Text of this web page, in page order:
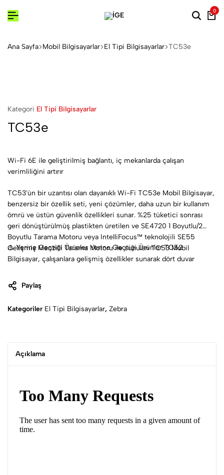
0
Ana Sayfa Mobil Bilgisayarlar El Tipi Bilgisayarlar TC53e
Kategori El Tipi Bilgisayarlar
TC53e
Wi-Fi 6E ile geliştirilmiş bağlantı, iç mekanlarda çalışan
verimliliğini artırır
TC53'ün bir uzantısı olan dayanıklı Wi-Fi TC53e Mobil Bilgisayar,
benzersiz bir özellik seti, yeni çözümler, daha uzun bir kullanım
ömrü ve üstün güvenlik özellikleri sunar. %25 tüketici sonrası
geri dönüştürülmüş plastikten üretilen ve SE4720 1 Boyutlu/2
Boyutlu Tarama Motoru veya IntelliFocus™ teknolojili SE55
Gelişmiş Menzilli Tarama Motoru ile sunulan TC53 Mobil
Bilgisayar, çalışanlara gelişmiş özellikler sunarak dört duvar
⚠ Yerine Geçtiği Ürünler Yerine Geçtiği Ürünler TC52
Paylaş
Kategoriler El Tipi Bilgisayarlar, Zebra
Açıklama